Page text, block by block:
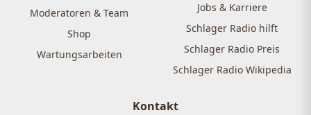
Moderatoren & Team
Shop
Wartungsarbeiten
Jobs & Karriere
Schlager Radio hilft
Schlager Radio Preis
Schlager Radio Wikipedia
Kontakt